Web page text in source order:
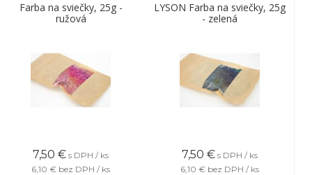
Farba na sviečky, 25g -
ružová
7,50 € s DPH / ks
6,10 € bez DPH / ks
LYSON Farba na sviečky, 25g
- zelená
7,50 € s DPH / ks
6,10 € bez DPH / ks